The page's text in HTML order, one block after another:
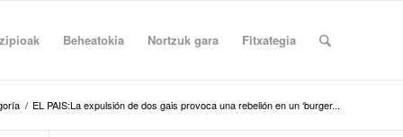
Beheatokia Nortzuk gara Fitxategia
/ EL PAIS:La expulsión de dos gais provoca una rebelión en un ‘burger...